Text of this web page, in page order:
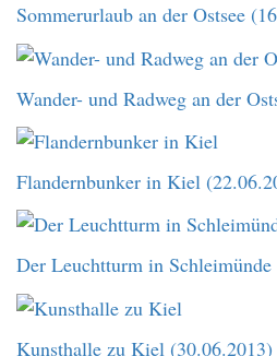
Sommerurlaub an der Ostsee
Wander- und Radweg an der
Flandernbunker in Kiel
Der Leuchtturm in
Kunsthalle zu Kiel (30.06.2013)